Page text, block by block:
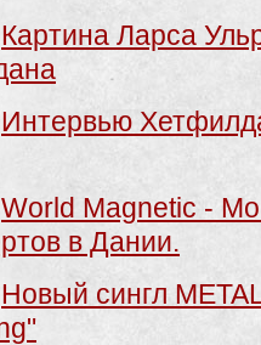
Картина Ларса
Интервью
World Magnetic -
в Дании.
Новый сингл